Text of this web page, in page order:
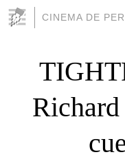
CINEMA DE